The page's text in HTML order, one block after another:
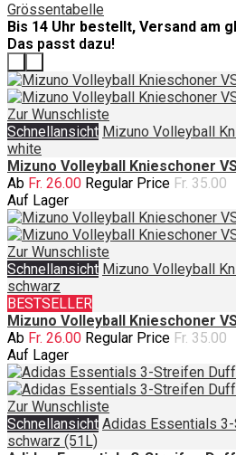
Grössentabelle
Bis 14 Uhr bestellt, Versand am
Das passt dazu!
Zur Wunschliste
Schnellansicht Mizuno Volleyball
white
Mizuno Volleyball Knieschoner
Ab Fr. 26.00 Regular Price Fr. 35.00
Auf Lager
Zur Wunschliste
Schnellansicht Mizuno Volleyball
schwarz
BESTSELLER
Mizuno Volleyball Knieschoner
Ab Fr. 26.00 Regular Price Fr. 35.00
Auf Lager
Zur Wunschliste
Schnellansicht Adidas Essentials
schwarz (51L)